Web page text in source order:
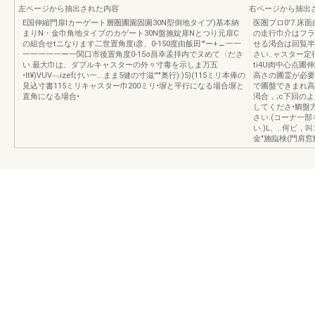
左ページから抽出された内容
E国伸縮門扉lカーゲート層圏圃園固園30N型倒地タイプ)基本納
まりN・金巾角地タイプのカゲート30N盤施錠扉Nとつり元扉C
の組合せtニなります二世置角度i彦、0-150度由飯田'"ー+←一一
一一一一一ー一関口市後置角度0-15σ昌幸孟拝内でヌめて〈ださ
い.最大巾は、ダブルキャスターの外々寸毒を示しま万五
•lt¥)VUV﹁izefけい一...まま5健の寸滋'''"奥行):)5)(115ミリ本俸の
見込寸書115ミリキャスター巾200ミリ•塀と平行になる場合塀と
直角になる場合•
右ページから抽出
医圏プロ0'7.床
の走行巾介はフ
せる渇合は回覧
さい..ャスター定
ti4U肉中心点圃
高さの圃霊が必
で圃盤できまれ
渇合，;c下回の
してくださ•鯛盤
さい.(コーナ一
い.)L、..何ピ，
金"施臨検(門肩窓